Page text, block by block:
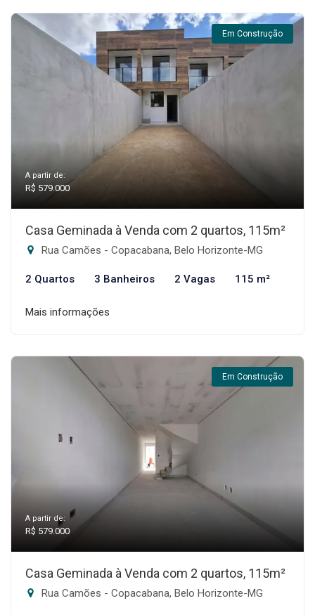
Em Construção
A partir de:
R$ 579.000
Casa Geminada à Venda com 2 quartos, 115m²
Rua Camões - Copacabana, Belo Horizonte-MG
2 Quartos 3 Banheiros 2 Vagas 115 m²
Mais informações
Em Construção
A partir de:
R$ 579.000
Casa Geminada à Venda com 2 quartos, 115m²
Rua Camões - Copacabana, Belo Horizonte-MG